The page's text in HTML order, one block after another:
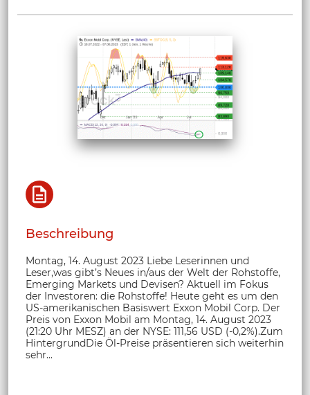
Beschreibung
Montag, 14. August 2023 Liebe Leserinnen und
Leser,was gibt’s Neues in/aus der Welt der Rohstoffe,
Emerging Markets und Devisen? Aktuell im Fokus
der Investoren: die Rohstoffe! Heute geht es um den
US-amerikanischen Basiswert Exxon Mobil Corp. Der
Preis von Exxon Mobil am Montag, 14. August 2023
(21:20 Uhr MESZ) an der NYSE: 111,56 USD (-0,2%).Zum
HintergrundDie Öl-Preise präsentieren sich weiterhin
sehr...